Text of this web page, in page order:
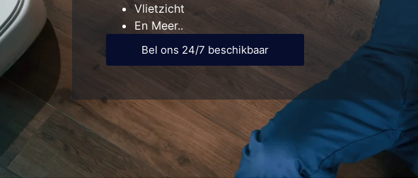
Vlietzicht
En Meer..
Bel ons 24/7 beschikbaar